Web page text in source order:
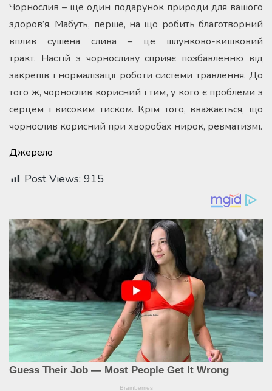
Чорнослив – ще один подарунок природи для вашого
здоров’я. Мабуть, перше, на що робить благотворний
вплив сушена слива – це шлунково-кишковий
тракт. Настій з чорносливу сприяє позбавленню від
закрепів і нормалізації роботи системи травлення. До
того ж, чорнослив корисний і тим, у кого є проблеми з
серцем і високим тиском. Крім того, вважається, що
чорнослив корисний при хворобах нирок, ревматизмі.
Джерело
Post Views: 915